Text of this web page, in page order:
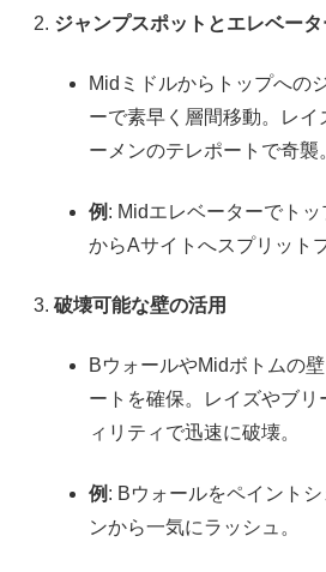
ジャンプスポットとエレベータ
Midミドルからトップへの
ーで素早く層間移動。レイ
ーメンのテレポートで奇襲
例 : Midエレベーターでト
からAサイトへスプリット
破壊可能な壁の活用
BウォールやMidボトムの
ートを確保。レイズやブリ
ィリティで迅速に破壊。
例 : Bウォールをペイント
ンから一気にラッシュ。